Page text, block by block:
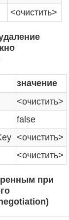
<очистить>
значение
<очистить>
false
<очистить>
<очистить>
при